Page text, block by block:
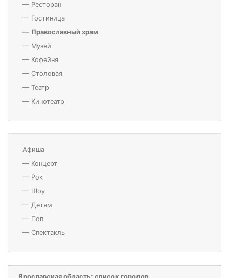
— Ресторан
— Гостиница
— Православный храм
— Музей
— Кофейня
— Столовая
— Театр
— Кинотеатр
Афиша
— Концерт
— Рок
— Шоу
— Детям
— Поп
— Спектакль